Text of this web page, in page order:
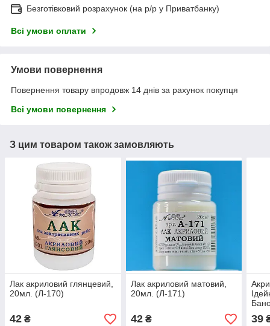
Безготівковий розрахунок (на р/р у Приватбанку)
Всі умови оплати
Умови повернення
Повернення товару впродовж 14 днів за рахунок покупця
Всі умови повернення
З цим товаром також замовляють
Лак акриловий глянцевий,
20мл. (Л-170)
42 ₴
Лак акриловий матовий,
20мл. (Л-171)
42₴ 39